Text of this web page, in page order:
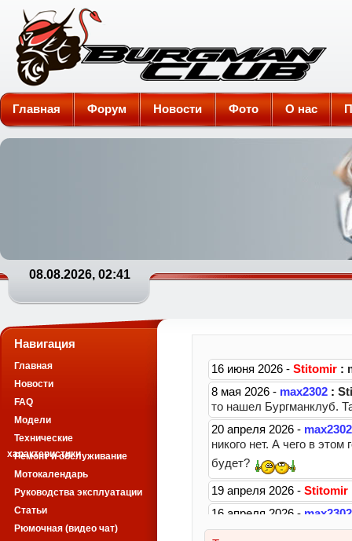
Burgman-Club
Главная Форум Новости Фото О нас
08.08.2026, 02:41
Навигация
Главная
Новости
FAQ
Модели
Технические
характеристики
Ремонт и обслуживание
Мотокалендарь
Руководства эксплуатации
Статьи
Рюмочная (видео чат)